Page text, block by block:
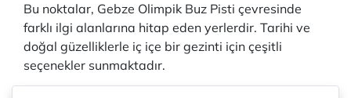
Bu noktalar, Gebze Olimpik Buz Pisti çevresinde
farklı ilgi alanlarına hitap eden yerlerdir. Tarihi ve
doğal güzelliklerle iç içe bir gezinti için çeşitli
seçenekler sunmaktadır.